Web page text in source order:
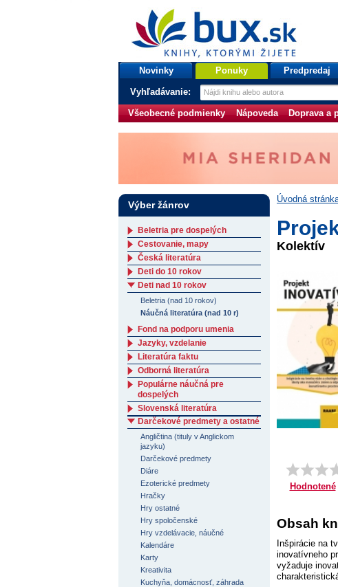
bux.sk
knihy, ktorými žijete
Úvodná stránka
Novinky Ponuky Predpredaj
Vyhľadávanie:
Všeobecné podmienky Nápoveda Doprava a
Úvodná
Kolektív
Hodnotené
Obsah
Inšpirácie na
inovatívneho
vyžaduje
Výber žánrov
Beletria pre dospelých
Cestovanie, mapy
Česká literatúra
Deti do 10 rokov
Deti nad 10 rokov
Beletria (nad 10 rokov)
Náučná literatúra (nad 10 r)
Fond na podporu umenia
Jazyky, vzdelanie
Literatúra faktu
Odborná literatúra
Populárne náučná pre
dospelých
Slovenská literatúra
Darčekové predmety a ostatné
Angličtina (tituly v Anglickom
jazyku)
Darčekové predmety
Diáre
Ezoterické predmety
Hračky
Hry ostatné
Hry spoločenské
Hry vzdelávacie, náučné
Kalendáre
Karty
Kreativita
Kuchyňa, domácnosť, záhrada